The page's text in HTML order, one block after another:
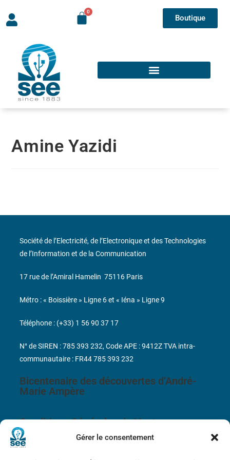
Gérer le consentement
Boutique
Amine Yazidi
Bicentenaire des découvertes d’André-
Marie Ampère
Conditions Générales de Vente
Société de l’Electricité, de l’Electronique et des Technologies
de l’Information et de la Communication
17 rue de l’Amiral Hamelin 75116 Paris
Métro : « Boissière » Ligne 6 et « Iéna » Ligne 9
Téléphone : (+33) 1 56 90 37 17
N° de SIREN : 785 393 232, Code APE : 9412Z TVA intra-
communautaire : FR44 785 393 232